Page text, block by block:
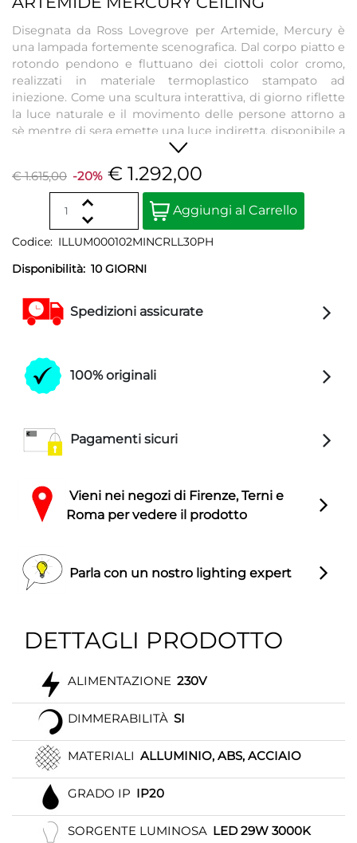
Disegnata da Ross Lovegrove per Artemide, Mercury è
una lampada fortemente scenografica. Dal corpo piatto e
rotondo pendono e fluttuano dei ciottoli color cromo,
realizzati in materiale termoplastico stampato ad
iniezione. Come una scultura interattiva, di giorno riflette
la luce naturale e il movimento delle persone attorno a
sè mentre di sera emette una luce indiretta, disponibile a
€ 1.615,00 -20% € 1.292,00
Quantità
Aggiungi al Carrello
Codice: ILLUM000102MINCRLL30PH
Disponibilità: 10 GIORNI
Spedizioni assicurate
100% originali
Pagamenti sicuri
Vieni nei negozi di Firenze, Terni e
Roma per vedere il prodotto
Parla con un nostro lighting expert
DETTAGLI PRODOTTO
ALIMENTAZIONE 230V
DIMMERABILITÀ SI
MATERIALI ALLUMINIO, ABS, ACCIAIO
GRADO IP IP20
SORGENTE LUMINOSA LED 29W 3000K